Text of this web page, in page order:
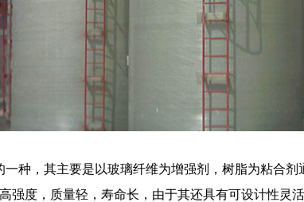
种，其主要是以玻璃纤维为增强剂，树脂为粘合剂
强度，质量轻，寿命长，由于其还具有可设计性灵